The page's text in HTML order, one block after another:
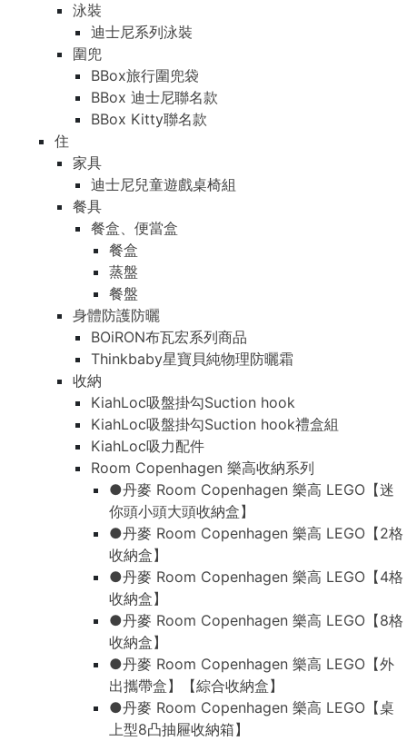
泳裝
迪士尼系列泳裝
圍兜
BBox旅行圍兜袋
BBox 迪士尼聯名款
BBox Kitty聯名款
住
家具
迪士尼兒童遊戲桌椅組
餐具
餐盒、便當盒
餐盒
蒸盤
餐盤
身體防護防曬
BOiRON布瓦宏系列商品
Thinkbaby星寶貝純物理防曬霜
收納
KiahLoc吸盤掛勾Suction hook
KiahLoc吸盤掛勾Suction hook禮盒組
KiahLoc吸力配件
Room Copenhagen 樂高收納系列
●丹麥 Room Copenhagen 樂高 LEGO【迷
你頭小頭大頭收納盒】
●丹麥 Room Copenhagen 樂高 LEGO【2格
收納盒】
●丹麥 Room Copenhagen 樂高 LEGO【4格
收納盒】
●丹麥 Room Copenhagen 樂高 LEGO【8格
收納盒】
●丹麥 Room Copenhagen 樂高 LEGO【外
出攜帶盒】【綜合收納盒】
●丹麥 Room Copenhagen 樂高 LEGO【桌
上型8凸抽屜收納箱】